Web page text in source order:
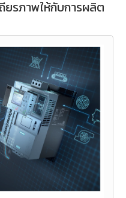
ยรภาพให้กับการผลิต